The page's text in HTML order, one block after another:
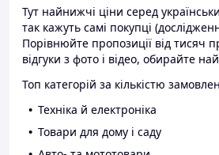
Тут найнижчі ціни серед
так кажуть самі покупці
Порівнюйте пропозиції від тисяч
відгуки з фото і відео, обирайте
Топ категорій за кількістю
Техніка й електроніка
Товари для дому і саду